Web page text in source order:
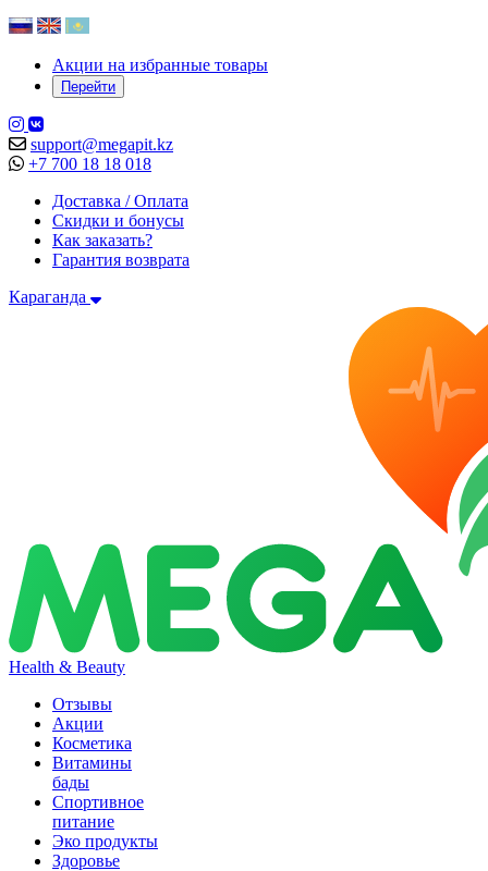
Акции на избранные товары
Перейти
support@megapit.kz
+7 700 18 18 018
Доставка / Оплата
Скидки и бонусы
Как заказать?
Гарантия возврата
Караганда
Health & Beauty
Отзывы
Акции
Косметика
Витамины
бады
Спортивное
питание
Эко продукты
Здоровье